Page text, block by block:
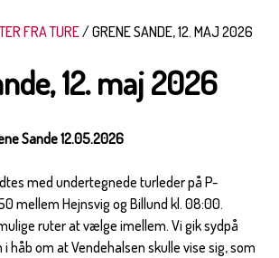
FRA TURE GRENE SANDE, 12. MAJ 2026
12. maj 2026
Sande 12.05.2026
med undertegnede turleder på P-
mellem Hejnsvig og Billund kl. 08:00.
ruter at vælge imellem. Vi gik sydpå
håb om at Vendehalsen skulle vise sig, som